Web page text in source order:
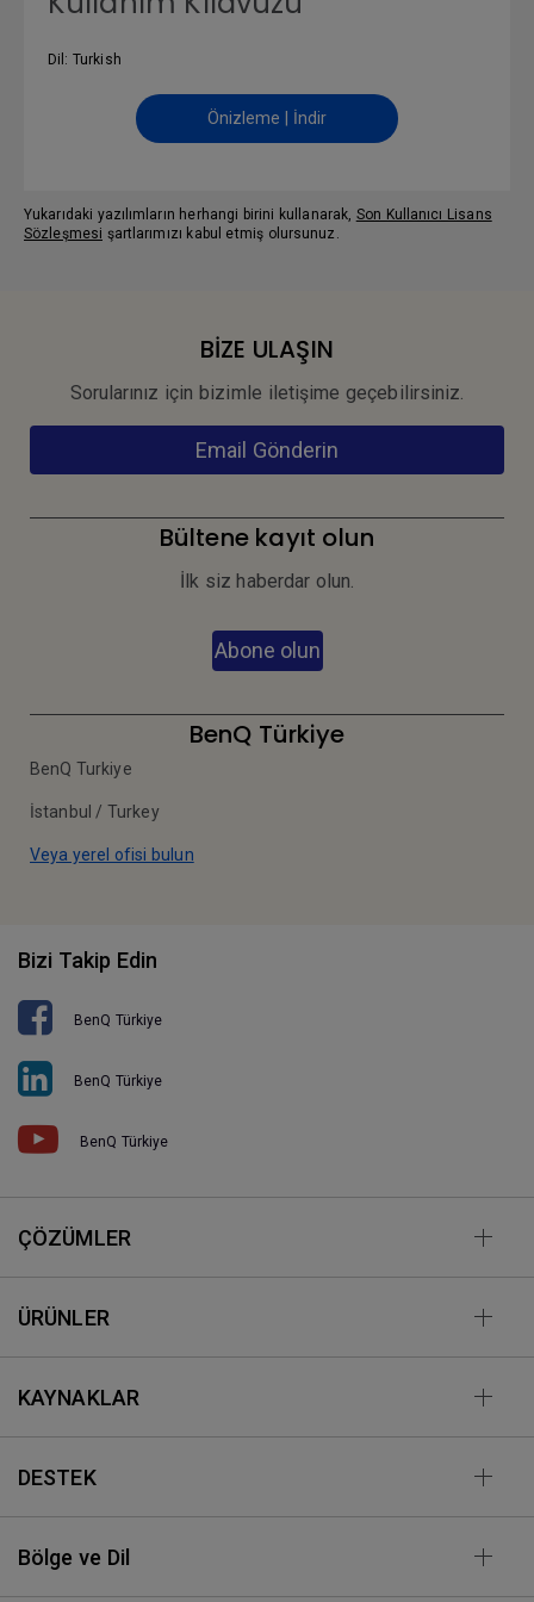
Dil: Turkish
Önizleme | İndir
Yukarıdaki yazılımların herhangi birini kullanarak, Son Kullanıcı Lisans
Sözleşmesi şartlarımızı kabul etmiş olursunuz.
BİZE ULAŞIN
Sorularınız için bizimle iletişime geçebilirsiniz.
Email Gönderin
Bültene kayıt olun
İlk siz haberdar olun.
Abone olun
BenQ Türkiye
BenQ Turkiye
İstanbul / Turkey
Veya yerel ofisi bulun
Bizi Takip Edin
BenQ Türkiye
BenQ Türkiye
BenQ Türkiye
ÇÖZÜMLER
ÜRÜNLER
KAYNAKLAR
DESTEK
Bölge ve Dil